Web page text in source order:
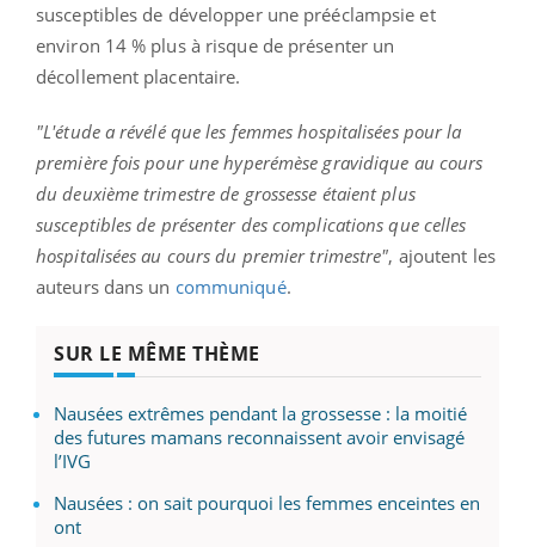
susceptibles de développer une prééclampsie et
environ 14 % plus à risque de présenter un
décollement placentaire.
"L'étude a révélé que les femmes hospitalisées pour la
première fois pour une hyperémèse gravidique au cours
du deuxième trimestre de grossesse étaient plus
susceptibles de présenter des complications que celles
hospitalisées au cours du premier trimestre", ajoutent les
auteurs dans un communiqué.
SUR LE MÊME THÈME
Nausées extrêmes pendant la grossesse : la moitié
des futures mamans reconnaissent avoir envisagé
l’IVG
Nausées : on sait pourquoi les femmes enceintes en
ont